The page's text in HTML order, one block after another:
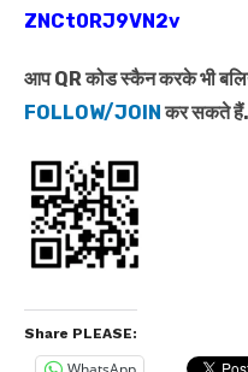
ZNCt0RJ9VN2v
आप QR कोड स्कैन करके भी
FOLLOW/JOINकर सकते हैं.
Share PLEASE: